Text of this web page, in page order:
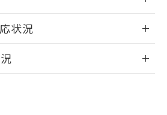
す。
グイン/会員登録
状況
・凡例
、対応完了までの期間は出
品が混在することから備考
載しておりました。
対応品への在庫切替を完了